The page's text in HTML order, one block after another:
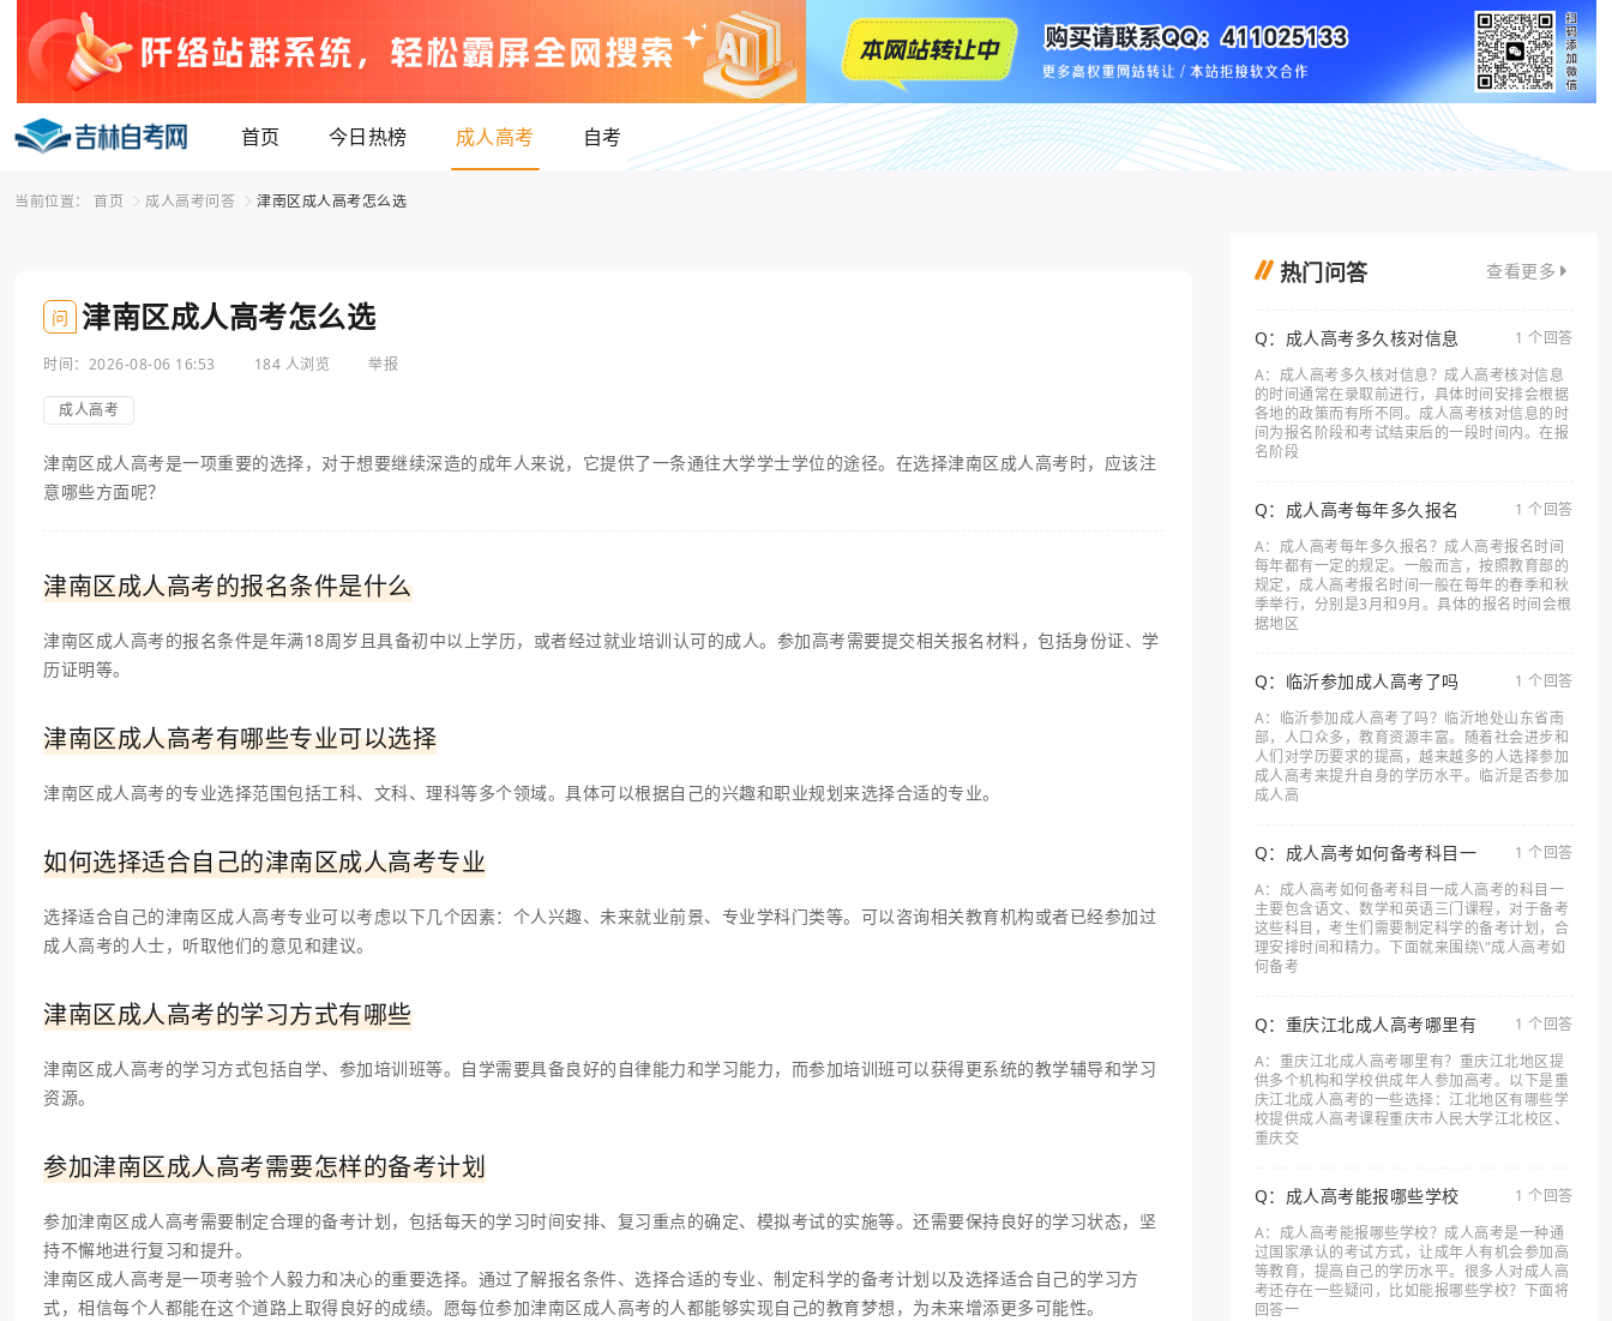
首页 今日热榜 成人高考 自考
当前位置： 首页 成人高考问答 津南区成人高考怎么选
问 津南区成人高考怎么选
时间：2026-08-06 16:53 184 人浏览 举报
成人高考
津南区成人高考是一项重要的选择，对于想要继续深造的成年人来说，它提供了一条通往大学学士学位的途径。在选择津南区成人高考时，应该注
意哪些方面呢？
津南区成人高考的报名条件是什么
津南区成人高考的报名条件是年满18周岁且具备初中以上学历，或者经过就业培训认可的成人。参加高考需要提交相关报名材料，包括身份证、学
历证明等。
津南区成人高考有哪些专业可以选择
津南区成人高考的专业选择范围包括工科、文科、理科等多个领域。具体可以根据自己的兴趣和职业规划来选择合适的专业。
如何选择适合自己的津南区成人高考专业
选择适合自己的津南区成人高考专业可以考虑以下几个因素：个人兴趣、未来就业前景、专业学科门类等。可以咨询相关教育机构或者已经参加过
成人高考的人士，听取他们的意见和建议。
津南区成人高考的学习方式有哪些
津南区成人高考的学习方式包括自学、参加培训班等。自学需要具备良好的自律能力和学习能力，而参加培训班可以获得更系统的教学辅导和学习
资源。
参加津南区成人高考需要怎样的备考计划
参加津南区成人高考需要制定合理的备考计划，包括每天的学习时间安排、复习重点的确定、模拟考试的实施等。还需要保持良好的学习状态，坚
持不懈地进行复习和提升。
津南区成人高考是一项考验个人毅力和决心的重要选择。通过了解报名条件、选择合适的专业、制定科学的备考计划以及选择适合自己的学习方
式，相信每个人都能在这个道路上取得良好的成绩。愿每位参加津南区成人高考的人都能够实现自己的教育梦想，为未来增添更多可能性。
热门问答 查看更多
Q：成人高考多久核对信息
1 个回答
A：成人高考多久核对信息？成人高考核对信息
的时间通常在录取前进行，具体时间安排会根据
各地的政策而有所不同。成人高考核对信息的时
间为报名阶段和考试结束后的一段时间内。在报
名阶段
Q：成人高考每年多久报名
1 个回答
A：成人高考每年多久报名？成人高考报名时间
每年都有一定的规定。一般而言，按照教育部的
规定，成人高考报名时间一般在每年的春季和秋
季举行，分别是3月和9月。具体的报名时间会根
据地区
Q：临沂参加成人高考了吗
1 个回答
A：临沂参加成人高考了吗？临沂地处山东省南
部，人口众多，教育资源丰富。随着社会进步和
人们对学历要求的提高，越来越多的人选择参加
成人高考来提升自身的学历水平。临沂是否参加
成人高
Q：成人高考如何备考科目一
1 个回答
A：成人高考如何备考科目一成人高考的科目一
主要包含语文、数学和英语三门课程，对于备考
这些科目，考生们需要制定科学的备考计划，合
理安排时间和精力。下面就来围绕\"成人高考如
何备考
Q：重庆江北成人高考哪里有
1 个回答
A：重庆江北成人高考哪里有？重庆江北地区提
供多个机构和学校供成年人参加高考。以下是重
庆江北成人高考的一些选择：江北地区有哪些学
校提供成人高考课程重庆市人民大学江北校区、
重庆交
Q：成人高考能报哪些学校
1 个回答
A：成人高考能报哪些学校？成人高考是一种通
过国家承认的考试方式，让成年人有机会参加高
等教育，提高自己的学历水平。很多人对成人高
考还存在一些疑问，比如能报哪些学校？下面将
回答一